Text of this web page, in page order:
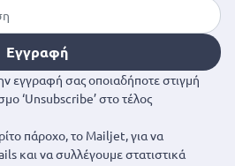
Εγγραφή
εγγραφή σας οποιαδήποτε στιγμή
‘Unsubscribe’ στο τέλος
πάροχο, το Mailjet, για να
και να συλλέγουμε στατιστικά